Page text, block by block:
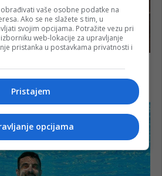
vaše osobne podatke na
Ako se ne slažete s tim, u
svojim opcijama. Potražite vezu pri
web-lokacije za upravljanje
pristanka u postavkama privatnosti i
Pristajem
opcijama